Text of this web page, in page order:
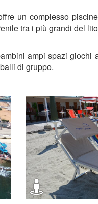
un complesso
tra i più grandi del
ampi spazi
di gruppo.